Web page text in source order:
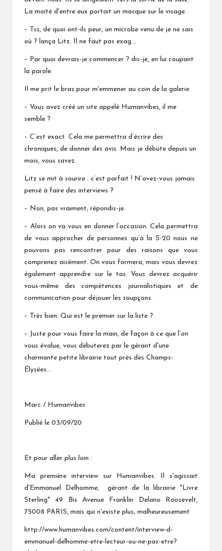
La moité d'entre eux portait un masque sur le visage.
– Tss, de quoi ont-ils peur, un microbe venu de je ne sais
où ? lança Litz. Il ne faut pas exag…
– Par quoi devrais-je commencer ? dis-je, en lui coupant
la parole.
Il me prit le bras pour m'emmener au coin de la galerie.
– Vous avez créé un site appelé Humanvibes, il me
semble ?
– C’est exact. Cela me permettra d’écrire des
chroniques, de donner des avis. Mais je débute depuis un
mois, vous savez.
Litz se mit à sourire : c’est parfait ! N’avez-vous jamais
pensé à faire des interviews ?
– Non, pas vraiment, répondis-je.
– Alors on va vous en donner l’occasion. Cela permettra
de vous approcher de personnes qu’à la S-20 nous ne
pouvons pas rencontrer pour des raisons que vous
comprenez aisément. On vous formera, mais vous devrez
également apprendre sur le tas. Vous devrez acquérir
vous-même des compétences journalistiques et de
communication pour déjouer les soupçons.
– Très bien. Qui est le premier sur la liste ?
– Juste pour vous faire la main, de façon à ce que l’on
vous évalue, vous débuterez par le gérant d'une
charmante petite librairie tout près des Champs-
Élysées…
Marc / Humanvibes
Publié le 03/09/20
Et pour aller plus loin :
Ma première interview sur Humanvibes. Il s'agissait
d'Emmanuel Delhomme, gérant de la librairie "Livre
Sterling" 49 Bis Avenue Franklin Delano Roosevelt,
75008 PARIS, mais qui n'existe plus, malheureusement
http://www.humanvibes.com/content/interview-d-
emmanuel-delhomme-etre-lecteur-ou-ne-pas-etre?